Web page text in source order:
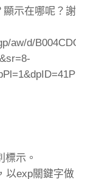
顯示在哪呢？謝
aw/d/
標示。
以exp關鍵字做